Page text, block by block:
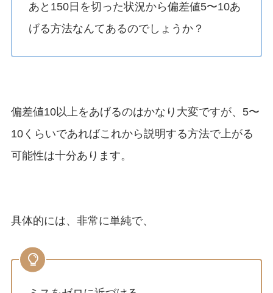
あと150日を切った状況から偏差値5〜10あ
げる方法なんてあるのでしょうか？
偏差値10以上をあげるのはかなり大変ですが、5〜
10くらいであればこれから説明する方法で上がる
可能性は十分あります。
具体的には、非常に単純で、